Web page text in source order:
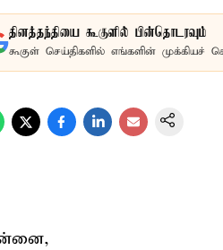
தினத்தந்தியை கூகுளில் பின்தொடரவும்
கூகுள் செய்திகளில் எங்களின் முக்கியச்